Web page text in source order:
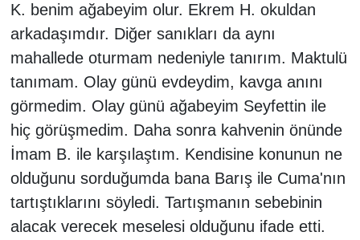
K. benim ağabeyim olur. Ekrem H. okuldan
arkadaşımdır. Diğer sanıkları da aynı
mahallede oturmam nedeniyle tanırım. Maktulü
tanımam. Olay günü evdeydim, kavga anını
görmedim. Olay günü ağabeyim Seyfettin ile
hiç görüşmedim. Daha sonra kahvenin önünde
İmam B. ile karşılaştım. Kendisine konunun ne
olduğunu sorduğumda bana Barış ile Cuma'nın
tartıştıklarını söyledi. Tartışmanın sebebinin
alacak verecek meselesi olduğunu ifade etti.